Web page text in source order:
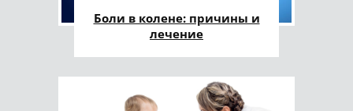
Боли в колене: причины и
лечение